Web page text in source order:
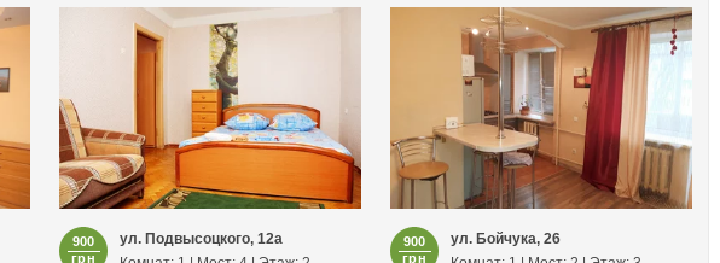
900
грн
ул. Подвысоцкого, 12а
900
грн
ул. Бойчука, 26